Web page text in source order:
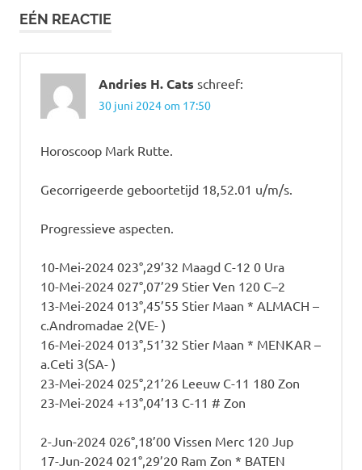
EÉN REACTIE
Andries H. Cats schreef:
30 juni 2024 om 17:50
Horoscoop Mark Rutte.
Gecorrigeerde geboortetijd 18,52.01 u/m/s.
Progressieve aspecten.
10-Mei-2024 023°,29’32 Maagd C-12 0 Ura
10-Mei-2024 027°,07’29 Stier Ven 120 C–2
13-Mei-2024 013°,45’55 Stier Maan * ALMACH –
c.Andromadae 2(VE- )
16-Mei-2024 013°,51’32 Stier Maan * MENKAR –
a.Ceti 3(SA- )
23-Mei-2024 025°,21’26 Leeuw C-11 180 Zon
23-Mei-2024 +13°,04’13 C-11 # Zon
2-Jun-2024 026°,18’00 Vissen Merc 120 Jup
17-Jun-2024 021°,29’20 Ram Zon * BATEN